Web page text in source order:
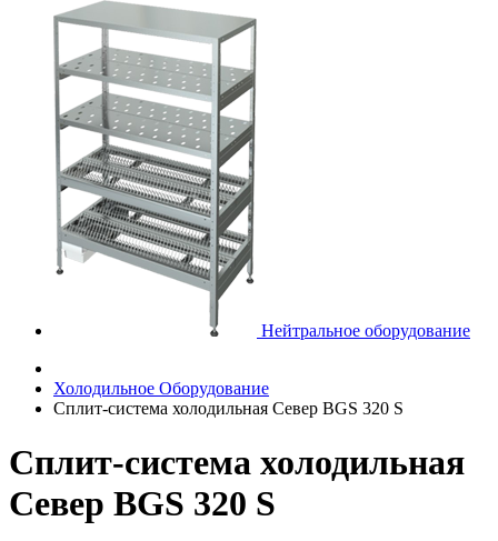
Нейтральное оборудование
Холодильное Оборудование
Сплит-система холодильная Север BGS 320 S
Сплит-система холодильная
Север BGS 320 S